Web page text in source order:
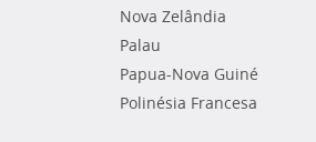
Nova Zelândia
Palau
Papua-Nova Guiné
Polinésia Francesa